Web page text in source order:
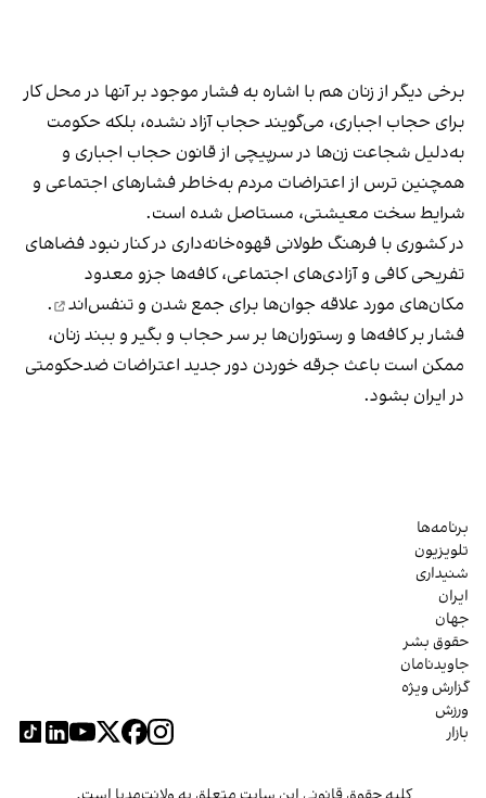
برخی دیگر از زنان هم با اشاره به فشار موجود بر آنها در محل کار
برای حجاب اجباری، می‌گویند حجاب آزاد نشده، بلکه حکومت
به‌دلیل شجاعت زن‌ها در سرپیچی از قانون حجاب اجباری و
همچنین ترس از اعتراضات مردم به‌خاطر فشارهای اجتماعی و
شرایط سخت معیشتی، مستاصل شده است.
در کشوری با فرهنگ طولانی قهوه‌‌خانه‌داری در کنار نبود فضاهای
تفریحی کافی و آزادی‌های اجتماعی، کافه‌ها جزو معدود
مکان‌های مورد علاقه جوان‌ها برای جمع شدن و تنفس‌اند
.
فشار بر کافه‌ها و رستوران‌ها بر سر حجاب و بگیر و ببند زنان،
ممکن است باعث جرقه خوردن دور جدید اعتراضات ضدحکومتی
در ایران بشود.
برنامه‌ها
تلویزیون
شنیداری
ایران
جهان
حقوق بشر
جاویدنامان
گزارش ویژه
ورزش
بازار